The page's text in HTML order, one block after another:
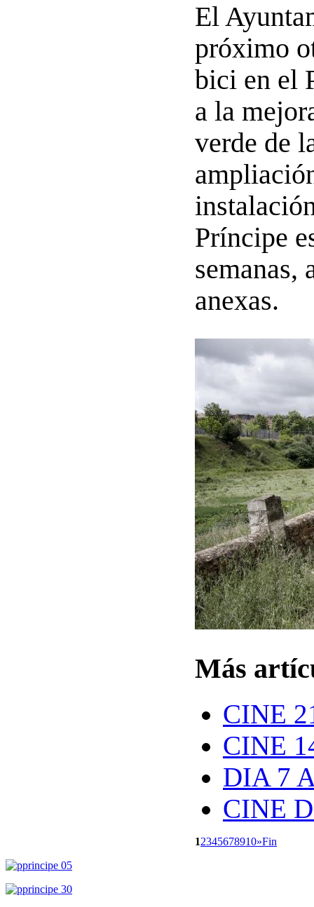
El
próximo
bici en el
a la
verde de
Príncipe
semanas,
anexas.
Más
CINE
CINE
DIA 7
CINE
12345678910»Fin